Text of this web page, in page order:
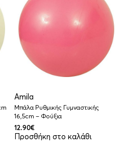
Amila
Μπάλα Ρυθμικής Γυμναστικής
16,5cm – Φούξια
12.90€
Προσθήκη στο καλάθι